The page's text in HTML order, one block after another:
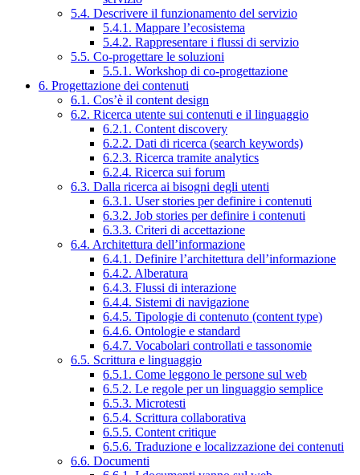
5.4. Descrivere il funzionamento del servizio
5.4.1. Mappare l’ecosistema
5.4.2. Rappresentare i flussi di servizio
5.5. Co-progettare le soluzioni
5.5.1. Workshop di co-progettazione
6. Progettazione dei contenuti
6.1. Cos’è il content design
6.2. Ricerca utente sui contenuti e il linguaggio
6.2.1. Content discovery
6.2.2. Dati di ricerca (search keywords)
6.2.3. Ricerca tramite analytics
6.2.4. Ricerca sui forum
6.3. Dalla ricerca ai bisogni degli utenti
6.3.1. User stories per definire i contenuti
6.3.2. Job stories per definire i contenuti
6.3.3. Criteri di accettazione
6.4. Architettura dell’informazione
6.4.1. Definire l’architettura dell’informazione
6.4.2. Alberatura
6.4.3. Flussi di interazione
6.4.4. Sistemi di navigazione
6.4.5. Tipologie di contenuto (content type)
6.4.6. Ontologie e standard
6.4.7. Vocabolari controllati e tassonomie
6.5. Scrittura e linguaggio
6.5.1. Come leggono le persone sul web
6.5.2. Le regole per un linguaggio semplice
6.5.3. Microtesti
6.5.4. Scrittura collaborativa
6.5.5. Content critique
6.5.6. Traduzione e localizzazione dei contenuti
6.6. Documenti